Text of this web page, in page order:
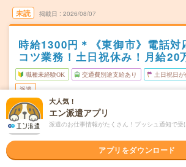
未読 掲載日 2026/08/07
時給1300円＊《東御市》電話対
コツ業務！土日祝休み！月給20
職種未経験OK 交通費別途支給あり 土日祝日が
派遣
勤務地
長野県東御市
滋野駅から徒歩15分
曜日頻度 月～金（週5日） ※土日祝休み！
08:20～17:20(実働8時間 休憩1時間)
大人気！
エン派遣アプリ
派遣のお仕事情報がたくさん！プッシュ通知で受
アプリをダウンロード